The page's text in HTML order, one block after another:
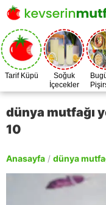
Tarif Küpü
Soğuk
İçecekler
dünya mutfağı
10
Anasayfa / dünya